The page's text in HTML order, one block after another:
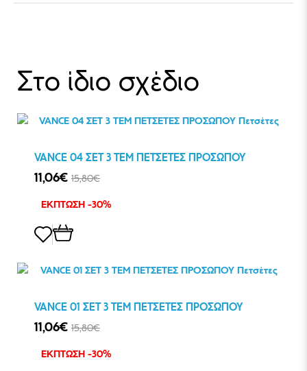
Στο ίδιο σχέδιο
VANCE 04 ΣΕΤ 3 ΤΕΜ ΠΕΤΣΕΤΕΣ ΠΡΟΣΩΠΟΥ
11,06€ 15,80€
ΕΚΠΤΩΣΗ -30%
VANCE 01 ΣΕΤ 3 ΤΕΜ ΠΕΤΣΕΤΕΣ ΠΡΟΣΩΠΟΥ
11,06€ 15,80€
ΕΚΠΤΩΣΗ -30%